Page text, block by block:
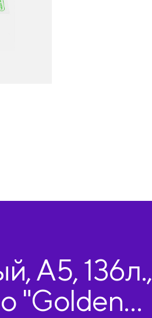
А5, 136л.,
"Golden